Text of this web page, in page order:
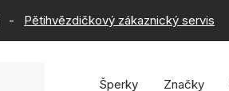
- Pětihvězdičkový zákaznický servis
Šperky Značky